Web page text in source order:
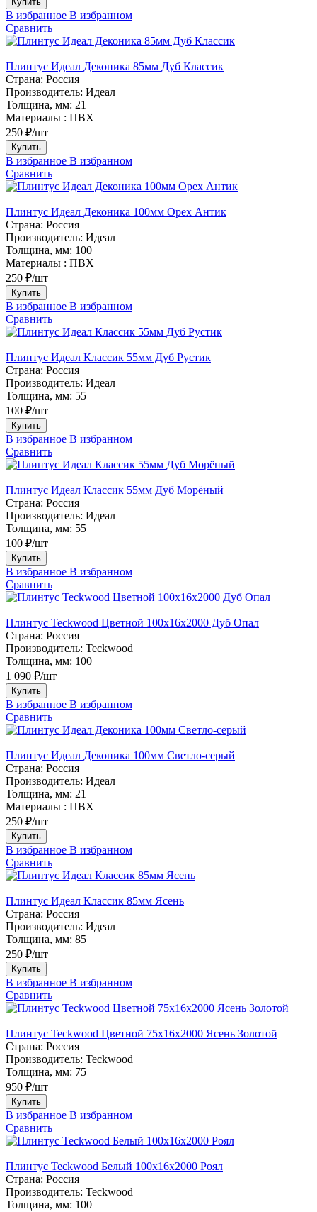
В избранное В избранном
Сравнить
Плинтус Идеал Деконика 85мм Дуб Классик
Страна: Россия
Производитель: Идеал
Толщина, мм: 21
Материалы : ПВХ
250 ₽/шт
Купить
В избранное В избранном
Сравнить
Плинтус Идеал Деконика 100мм Орех Антик
Страна: Россия
Производитель: Идеал
Толщина, мм: 100
Материалы : ПВХ
250 ₽/шт
Купить
В избранное В избранном
Сравнить
Плинтус Идеал Классик 55мм Дуб Рустик
Страна: Россия
Производитель: Идеал
Толщина, мм: 55
100 ₽/шт
Купить
В избранное В избранном
Сравнить
Плинтус Идеал Классик 55мм Дуб Морёный
Страна: Россия
Производитель: Идеал
Толщина, мм: 55
100 ₽/шт
Купить
В избранное В избранном
Сравнить
Плинтус Teckwood Цветной 100x16х2000 Дуб Опал
Страна: Россия
Производитель: Teckwood
Толщина, мм: 100
1 090 ₽/шт
Купить
В избранное В избранном
Сравнить
Плинтус Идеал Деконика 100мм Светло-серый
Страна: Россия
Производитель: Идеал
Толщина, мм: 21
Материалы : ПВХ
250 ₽/шт
Купить
В избранное В избранном
Сравнить
Плинтус Идеал Классик 85мм Ясень
Страна: Россия
Производитель: Идеал
Толщина, мм: 85
250 ₽/шт
Купить
В избранное В избранном
Сравнить
Плинтус Teckwood Цветной 75х16х2000 Ясень Золотой
Страна: Россия
Производитель: Teckwood
Толщина, мм: 75
950 ₽/шт
Купить
В избранное В избранном
Сравнить
Плинтус Teckwood Белый 100х16х2000 Роял
Страна: Россия
Производитель: Teckwood
Толщина, мм: 100